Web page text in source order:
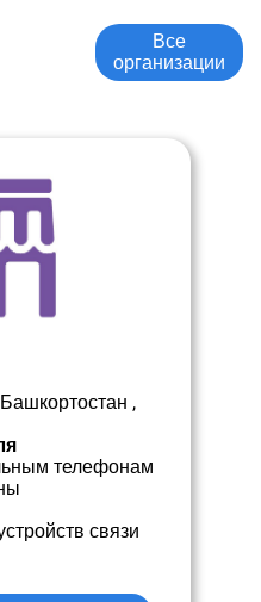
Все
организации
,
телефонам
связи